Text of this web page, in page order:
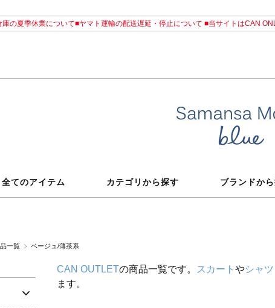
庫の夏季休業について■ヤマト運輸の配送遅延・停止について ■当サイトはCAN
全てのアイテム カテゴリから探す ブランドか
一覧 ベージュ/薄茶系
CAN OUTLETの商品一覧です。 スカート やシャ
ます。